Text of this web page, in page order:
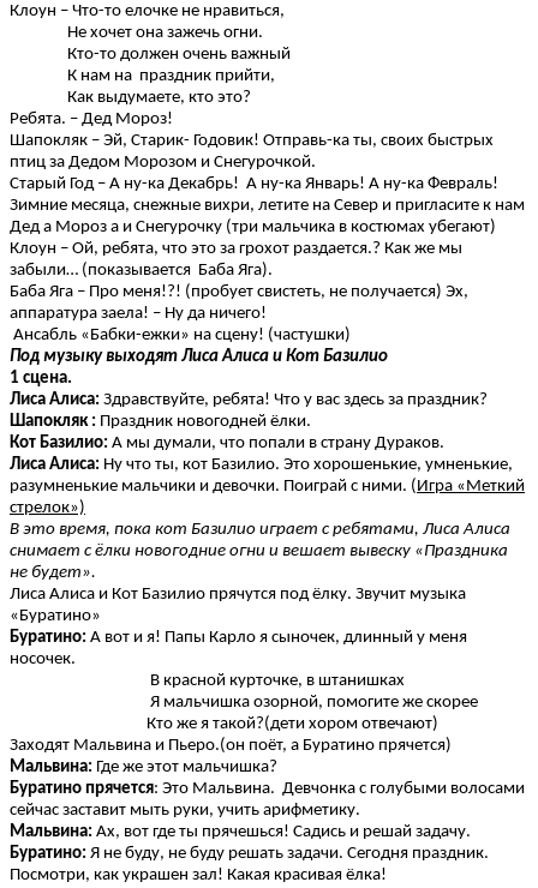
Клоун – Что-то елочке не нравиться,
Не хочет она зажечь огни.
Кто-то должен очень важный
К нам на праздник прийти,
Как выдумаете, кто это?
Ребята. – Дед Мороз!
Шапокляк – Эй, Старик- Годовик! Отправь-ка ты, своих быстрых
птиц за Дедом Морозом и Снегурочкой.
Старый Год – А ну-ка Декабрь! А ну-ка Январь! А ну-ка Февраль!
Зимние месяца, снежные вихри, летите на Север и пригласите к нам
Дед а Мороз а и Снегурочку (три мальчика в костюмах убегают)
Клоун – Ой, ребята, что это за грохот раздается.? Как же мы
забыли… (показывается Баба Яга).
Баба Яга – Про меня!?! (пробует свистеть, не получается) Эх,
аппаратура заела! – Ну да ничего!
Ансабль «Бабки-ежки» на сцену! (частушки)
Под музыку выходят Лиса Алиса и Кот Базилио
1 сцена.
Лиса Алиса: Здравствуйте, ребята! Что у вас здесь за праздник?
Шапокляк : Праздник новогодней ёлки.
Кот Базилио: А мы думали, что попали в страну Дураков.
Лиса Алиса: Ну что ты, кот Базилио. Это хорошенькие, умненькие,
разумненькие мальчики и девочки. Поиграй с ними. ( Игра «Меткий
стрелок»)
В это время, пока кот Базилио играет с ребятами, Лиса Алиса
снимает с ёлки новогодние огни и вешает вывеску «Праздника
не будет».
Лиса Алиса и Кот Базилио прячутся под ёлку. Звучит музыка
«Буратино»
Буратино: А вот и я! Папы Карло я сыночек, длинный у меня
носочек.
В красной курточке, в штанишках
Я мальчишка озорной, помогите же скорее
Кто же я такой?(дети хором отвечают)
Заходят Мальвина и Пьеро.(он поёт, а Буратино прячется)
Мальвина: Где же этот мальчишка?
Буратино прячется: Это Мальвина. Девчонка с голубыми волосами
сейчас заставит мыть руки, учить арифметику.
Мальвина: Ах, вот где ты прячешься! Садись и решай задачу.
Буратино: Я не буду, не буду решать задачи. Сегодня праздник.
Посмотри, как украшен зал! Какая красивая ёлка!